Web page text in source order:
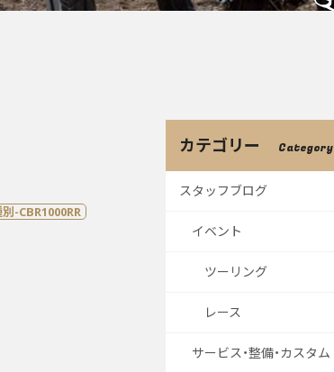
-CBR1000RR
カテゴリー Category
スタッフブログ
イベント
ツーリング
レース
サービス・整備・カスタム